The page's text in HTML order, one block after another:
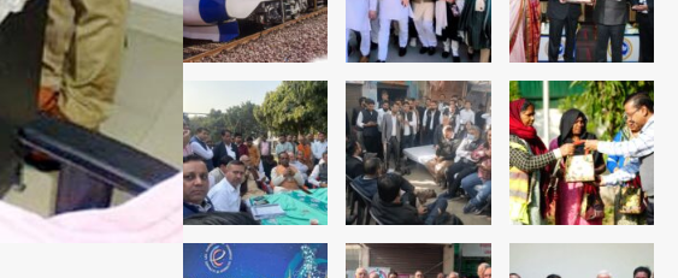
5
1
पुरा महादेव से बेटियों के स्वास्थ्य और
सुरक्षा का संदेश
Team JHJ
अब पहला स्थान हासिल करना लक्ष्य:
डीएम